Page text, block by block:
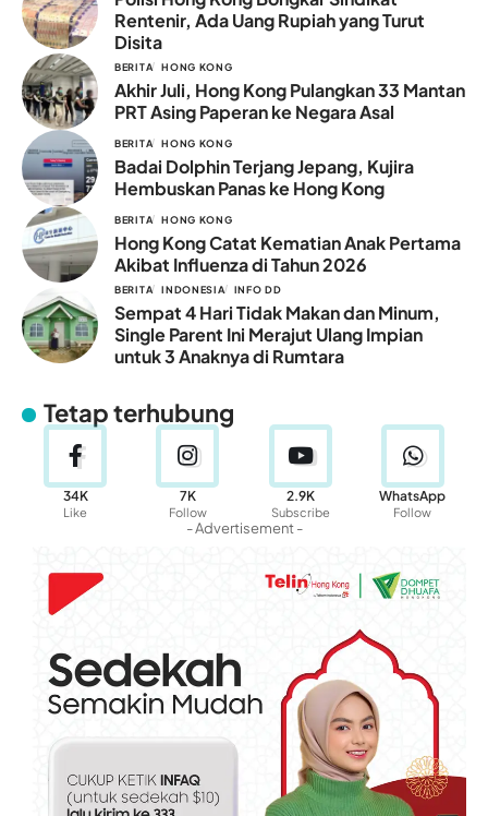
Rentenir, Ada Uang Rupiah yang Turut
Disita
BERITA HONG KONG
Akhir Juli, Hong Kong Pulangkan 33 Mantan
PRT Asing Paperan ke Negara Asal
BERITA HONG KONG
Badai Dolphin Terjang Jepang, Kujira
Hembuskan Panas ke Hong Kong
BERITA HONG KONG
Hong Kong Catat Kematian Anak Pertama
Akibat Influenza di Tahun 2026
BERITA INDONESIA INFO DD
Sempat 4 Hari Tidak Makan dan Minum,
Single Parent Ini Merajut Ulang Impian
untuk 3 Anaknya di Rumtara
Tetap terhubung
34K
Like
7K
Follow
2.9K
Subscribe
WhatsApp
Follow
- Advertisement -